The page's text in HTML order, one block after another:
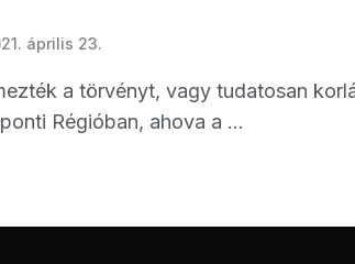
április 23.
a törvényt, vagy tudatosan
Régióban, ahova a ...